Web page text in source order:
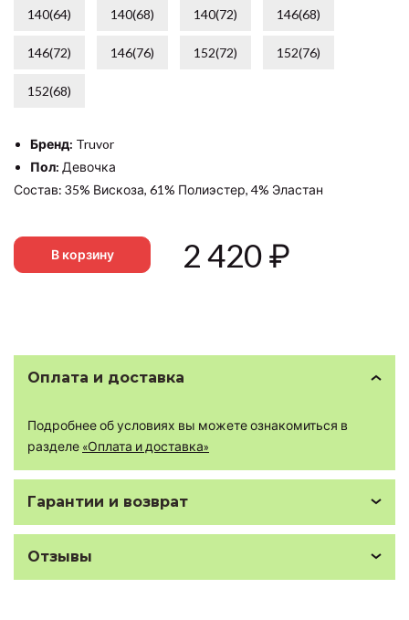
140(64) 140(68) 140(72) 146(68)
146(72) 146(76) 152(72) 152(76)
152(68)
Бренд: Truvor
Пол: Девочка
Состав: 35% Вискоза, 61% Полиэстер, 4% Эластан
В корзину 2 420₽
Оплата и доставка
Подробнее об условиях вы можете ознакомиться в
разделе «Оплата и доставка»
Гарантии и возврат
Отзывы